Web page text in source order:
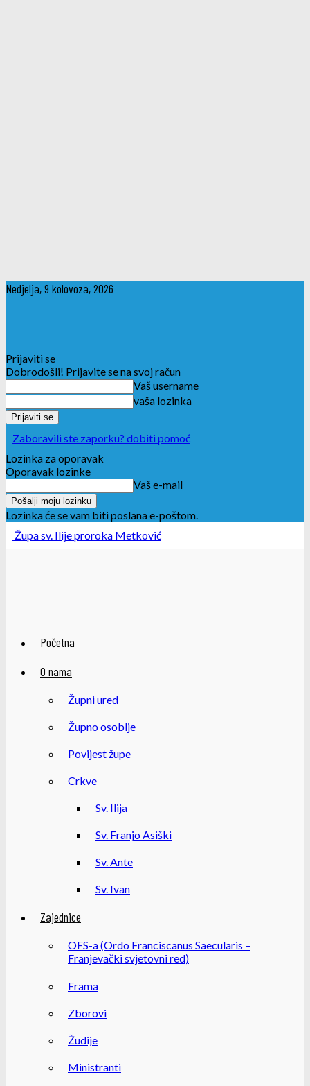
Nedjelja, 9 kolovoza, 2026
Prijaviti se
Dobrodošli! Prijavite se na svoj račun
Vaš username
vaša lozinka
Zaboravili ste zaporku? dobiti pomoć
Lozinka za oporavak
Oporavak lozinke
Vaš e-mail
Lozinka će se vam biti poslana e-poštom.
Župa sv. Ilije proroka Metković
Početna
O nama
Župni ured
Župno osoblje
Povijest župe
Crkve
Sv. Ilija
Sv. Franjo Asiški
Sv. Ante
Sv. Ivan
Zajednice
OFS-a (Ordo Franciscanus Saecularis –
Franjevački svjetovni red)
Frama
Zborovi
Žudije
Ministranti